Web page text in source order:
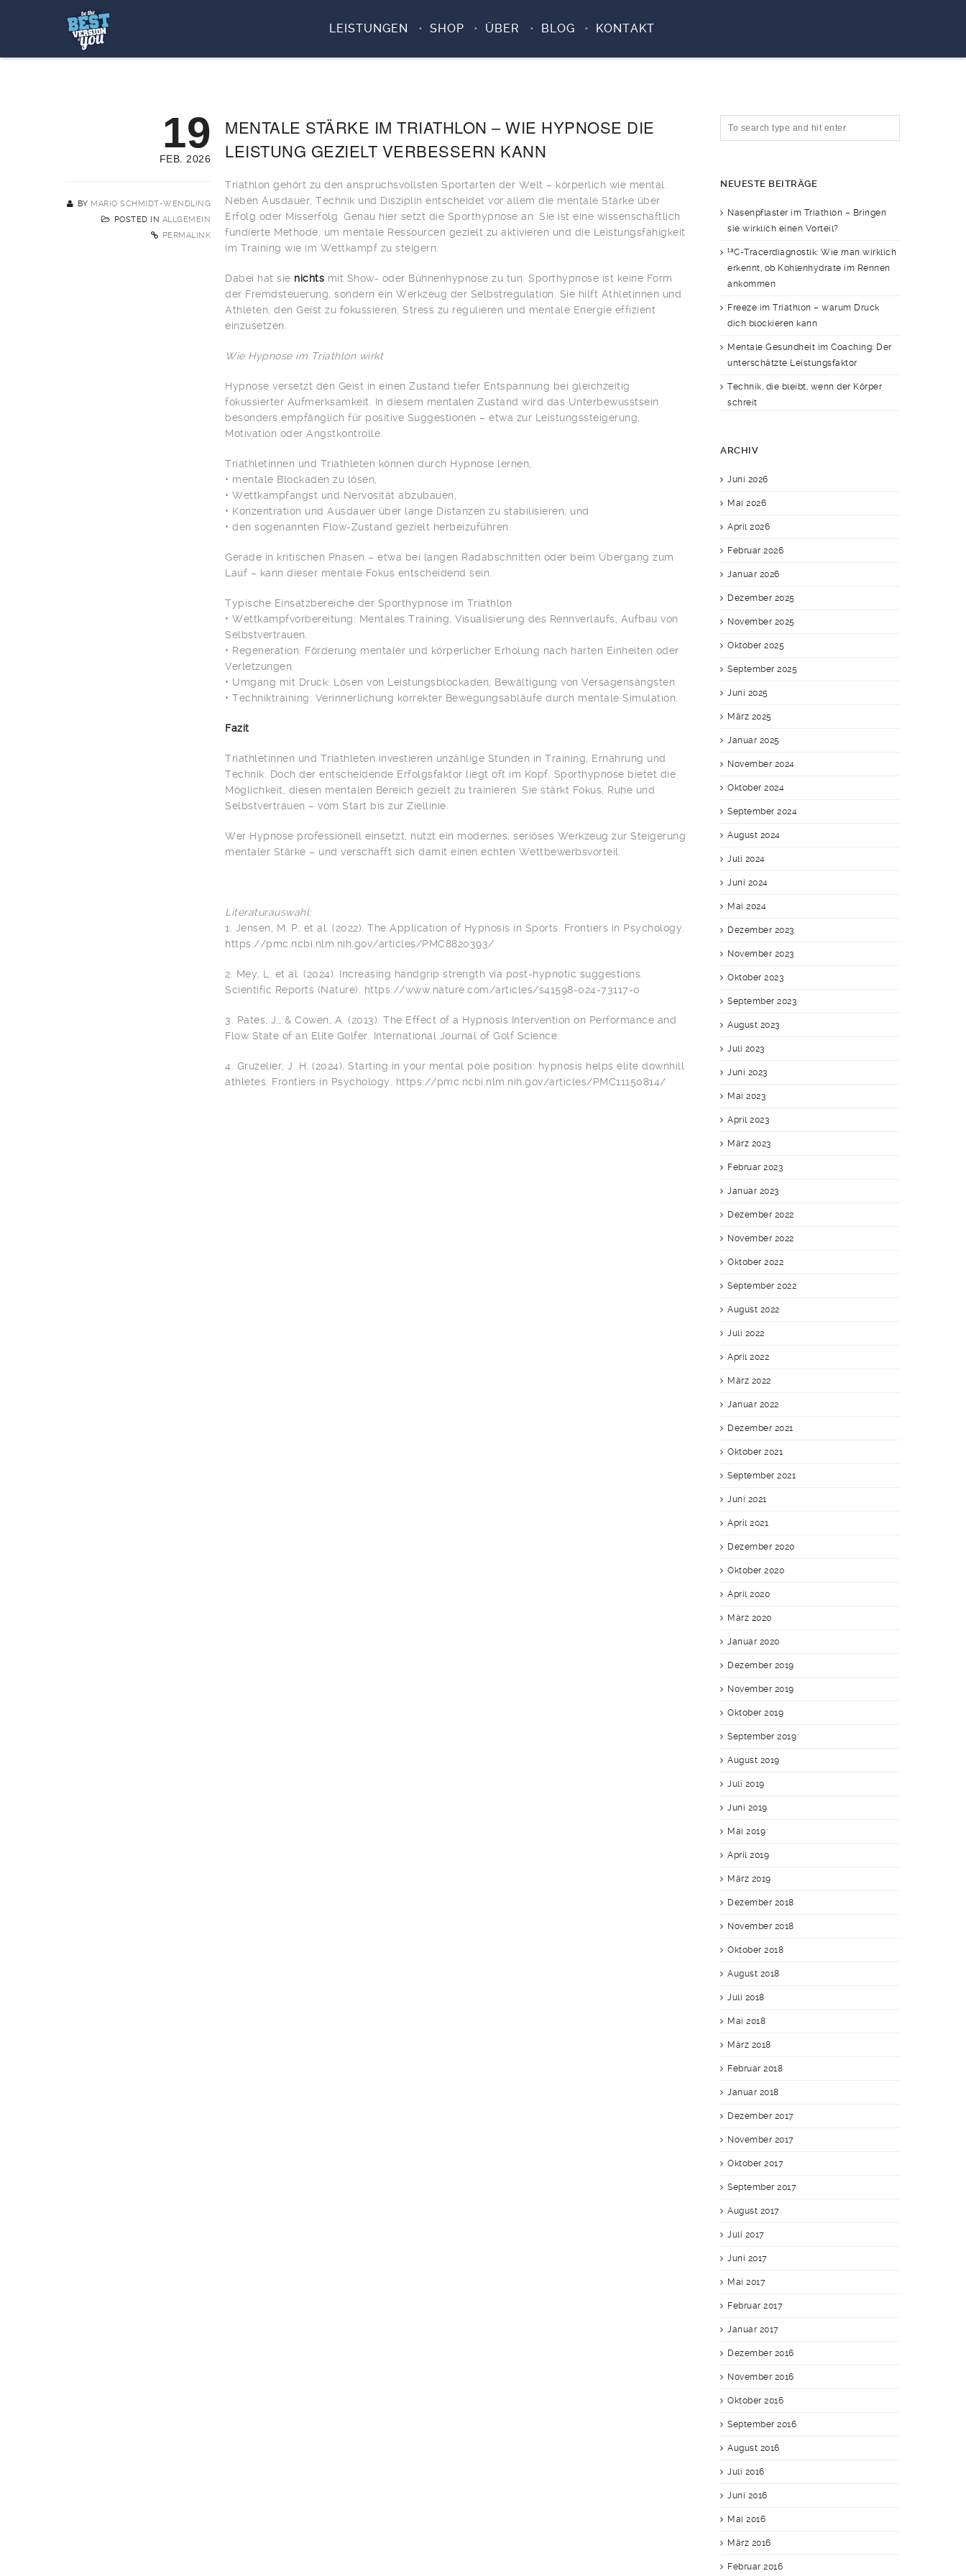
LEISTUNGEN SHOP ÜBER BLOG KONTAKT
19
FEB. 2026
BY MARIO SCHMIDT-WENDLING
POSTED IN ALLGEMEIN
PERMALINK
MENTALE STÄRKE IM TRIATHLON – WIE HYPNOSE DIE
LEISTUNG GEZIELT VERBESSERN KANN
Triathlon gehört zu den anspruchsvollsten Sportarten der Welt – körperlich wie mental.
Neben Ausdauer, Technik und Disziplin entscheidet vor allem die mentale Stärke über
Erfolg oder Misserfolg. Genau hier setzt die Sporthypnose an: Sie ist eine wissenschaftlich
fundierte Methode, um mentale Ressourcen gezielt zu aktivieren und die Leistungsfähigkeit
im Training wie im Wettkampf zu steigern.
Dabei hat sie nichts mit Show- oder Bühnenhypnose zu tun. Sporthypnose ist keine Form
der Fremdsteuerung, sondern ein Werkzeug der Selbstregulation. Sie hilft Athletinnen und
Athleten, den Geist zu fokussieren, Stress zu regulieren und mentale Energie effizient
einzusetzen.
Wie Hypnose im Triathlon wirkt
Hypnose versetzt den Geist in einen Zustand tiefer Entspannung bei gleichzeitig
fokussierter Aufmerksamkeit. In diesem mentalen Zustand wird das Unterbewusstsein
besonders empfänglich für positive Suggestionen – etwa zur Leistungssteigerung,
Motivation oder Angstkontrolle.
Triathletinnen und Triathleten können durch Hypnose lernen,
• mentale Blockaden zu lösen,
• Wettkampfangst und Nervosität abzubauen,
• Konzentration und Ausdauer über lange Distanzen zu stabilisieren, und
• den sogenannten Flow-Zustand gezielt herbeizuführen.
Gerade in kritischen Phasen – etwa bei langen Radabschnitten oder beim Übergang zum
Lauf – kann dieser mentale Fokus entscheidend sein.
Typische Einsatzbereiche der Sporthypnose im Triathlon
• Wettkampfvorbereitung: Mentales Training, Visualisierung des Rennverlaufs, Aufbau von
Selbstvertrauen.
• Regeneration: Förderung mentaler und körperlicher Erholung nach harten Einheiten oder
Verletzungen.
• Umgang mit Druck: Lösen von Leistungsblockaden, Bewältigung von Versagensängsten.
• Techniktraining: Verinnerlichung korrekter Bewegungsabläufe durch mentale Simulation.
Fazit
Triathletinnen und Triathleten investieren unzählige Stunden in Training, Ernährung und
Technik. Doch der entscheidende Erfolgsfaktor liegt oft im Kopf. Sporthypnose bietet die
Möglichkeit, diesen mentalen Bereich gezielt zu trainieren: Sie stärkt Fokus, Ruhe und
Selbstvertrauen – vom Start bis zur Ziellinie.
Wer Hypnose professionell einsetzt, nutzt ein modernes, seriöses Werkzeug zur Steigerung
mentaler Stärke – und verschafft sich damit einen echten Wettbewerbsvorteil.
Literaturauswahl:
1. Jensen, M. P. et al. (2022). The Application of Hypnosis in Sports. Frontiers in Psychology.
https://pmc.ncbi.nlm.nih.gov/articles/PMC8820393/
2. Mey, L. et al. (2024). Increasing handgrip strength via post-hypnotic suggestions.
Scientific Reports (Nature). https://www.nature.com/articles/s41598-024-73117-0
3. Pates, J., & Cowen, A. (2013). The Effect of a Hypnosis Intervention on Performance and
Flow State of an Elite Golfer. International Journal of Golf Science.
4. Gruzelier, J. H. (2024). Starting in your mental pole position: hypnosis helps elite downhill
athletes. Frontiers in Psychology. https://pmc.ncbi.nlm.nih.gov/articles/PMC11150814/
NEUESTE BEITRÄGE
Nasenpflaster im Triathlon – Bringen
sie wirklich einen Vorteil?
¹³C-Tracerdiagnostik: Wie man wirklich
erkennt, ob Kohlenhydrate im Rennen
ankommen
Freeze im Triathlon – warum Druck
dich blockieren kann
Mentale Gesundheit im Coaching: Der
unterschätzte Leistungsfaktor
Technik, die bleibt, wenn der Körper
schreit
ARCHIV
Juni 2026
Mai 2026
April 2026
Februar 2026
Januar 2026
Dezember 2025
November 2025
Oktober 2025
September 2025
Juni 2025
März 2025
Januar 2025
November 2024
Oktober 2024
September 2024
August 2024
Juli 2024
Juni 2024
Mai 2024
Dezember 2023
November 2023
Oktober 2023
September 2023
August 2023
Juli 2023
Juni 2023
Mai 2023
April 2023
März 2023
Februar 2023
Januar 2023
Dezember 2022
November 2022
Oktober 2022
September 2022
August 2022
Juli 2022
April 2022
März 2022
Januar 2022
Dezember 2021
Oktober 2021
September 2021
Juni 2021
April 2021
Dezember 2020
Oktober 2020
April 2020
März 2020
Januar 2020
Dezember 2019
November 2019
Oktober 2019
September 2019
August 2019
Juli 2019
Juni 2019
Mai 2019
April 2019
März 2019
Dezember 2018
November 2018
Oktober 2018
August 2018
Juli 2018
Mai 2018
März 2018
Februar 2018
Januar 2018
Dezember 2017
November 2017
Oktober 2017
September 2017
August 2017
Juli 2017
Juni 2017
Mai 2017
Februar 2017
Januar 2017
Dezember 2016
November 2016
Oktober 2016
September 2016
August 2016
Juli 2016
Juni 2016
Mai 2016
März 2016
Februar 2016